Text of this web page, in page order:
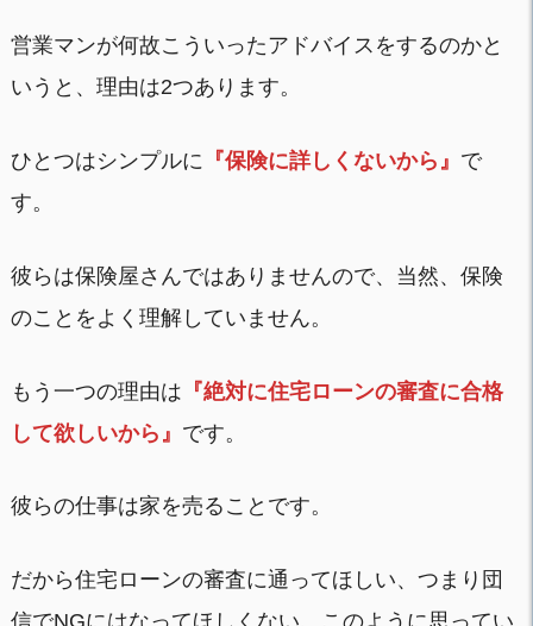
営業マンが何故こういったアドバイスをするのかと
いうと、理由は2つあります。
ひとつはシンプルに 『保険に詳しくないから』 で
す。
彼らは保険屋さんではありませんので、当然、保険
のことをよく理解していません。
もう一つの理由は 『絶対に住宅ローンの審査に合格
して欲しいから』 です。
彼らの仕事は家を売ることです。
だから住宅ローンの審査に通ってほしい、つまり団